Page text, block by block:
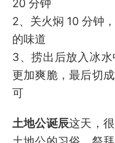
20 分钟
2、关火焖 10 分钟
的味道
3、捞出后放入冰
更加爽脆，最后切
可
土地公诞辰这天，